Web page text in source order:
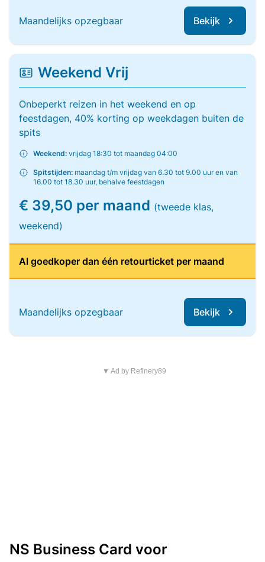
Maandelijks opzegbaar Bekijk
Weekend Vrij
Onbeperkt reizen in het weekend en op
feestdagen, 40% korting op weekdagen buiten de
spits
Weekend: vrijdag 18:30 tot maandag 04:00
Spitstijden: maandag t/m vrijdag van 6.30 tot 9.00 uur en van
16.00 tot 18.30 uur, behalve feestdagen
€ 39,50 per maand (tweede klas,
weekend)
Al goedkoper dan één retourticket per maand
Maandelijks opzegbaar Bekijk
▼ Ad by Refinery89
NS Business Card voor